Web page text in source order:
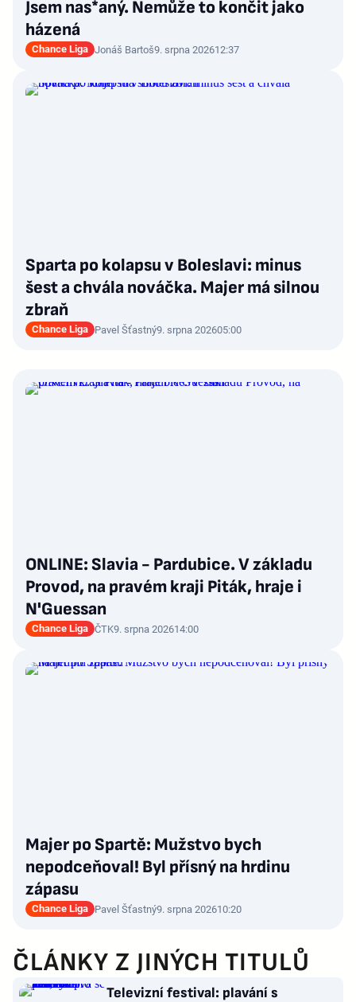
Jsem nas*aný. Nemůže to končit jako
házená
Chance Liga Jonáš Bartoš9. srpna 202612:37
Sparta po kolapsu v Boleslavi: minus
šest a chvála nováčka. Majer má silnou
zbraň
Chance Liga Pavel Šťastný9. srpna 202605:00
ONLINE: Slavia - Pardubice. V základu
Provod, na pravém kraji Piták, hraje i
N'Guessan
Chance Liga ČTK9. srpna 202614:00
Majer po Spartě: Mužstvo bych
nepodceňoval! Byl přísný na hrdinu
zápasu
Chance Liga Pavel Šťastný9. srpna 202610:20
ČLÁNKY Z JINÝCH TITULŮ
Televizní festival: plavání s